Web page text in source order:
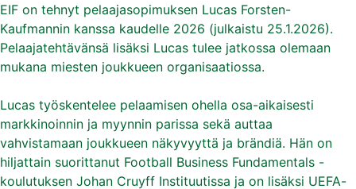
EIF on tehnyt pelaajasopimuksen Lucas Forsten-
Kaufmannin kanssa kaudelle 2026 (julkaistu 25.1.2026).
Pelaajatehtävänsä lisäksi Lucas tulee jatkossa olemaan
mukana miesten joukkueen organisaatiossa.
Lucas työskentelee pelaamisen ohella osa-aikaisesti
markkinoinnin ja myynnin parissa sekä auttaa
vahvistamaan joukkueen näkyvyyttä ja brändiä. Hän on
hiljattain suorittanut Football Business Fundamentals -
koulutuksen Johan Cruyff Instituutissa ja on lisäksi UEFA-